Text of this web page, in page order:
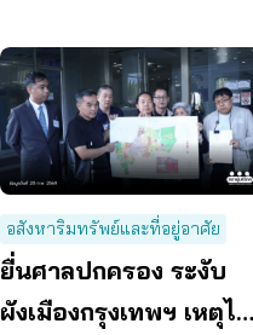
อสังหาริมทรัพย์และที่อยู่อาศัย
ยื่นศาลปกครอง ระงับ
ผังเมืองกรุงเทพฯ เหตุไม่